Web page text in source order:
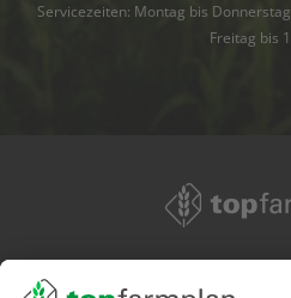
Servicezeiten: Montag bis
Freitag bis